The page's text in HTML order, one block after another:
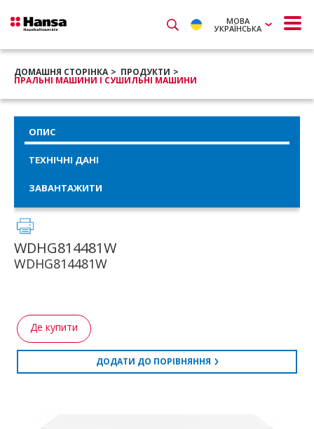
МОВА
УКРАЇНСЬКА
ДОМАШНЯ СТОРІНКА ПРОДУКТИ
ПРАЛЬНІ МАШИНИ І СУШИЛЬНІ МАШИНИ
ОПИС
ТЕХНІЧНІ ДАНІ
ЗАВАНТАЖИТИ
WDHG814481W
WDHG814481W
Де купити
ДОДАТИ ДО ПОРІВНЯННЯ